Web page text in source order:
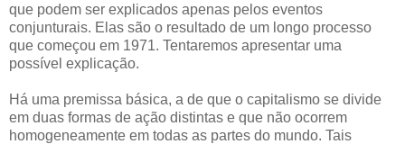
que podem ser explicados apenas pelos eventos
conjunturais. Elas são o resultado de um longo processo
que começou em 1971. Tentaremos apresentar uma
possível explicação.
Há uma premissa básica, a de que o capitalismo se divide
em duas formas de ação distintas e que não ocorrem
homogeneamente em todas as partes do mundo. Tais